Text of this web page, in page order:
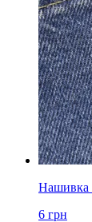
Нашивка
6 грн